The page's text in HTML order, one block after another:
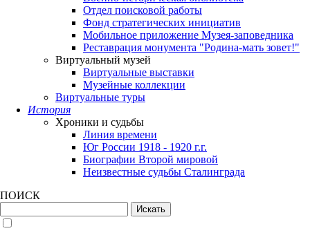
Отдел поисковой работы
Фонд стратегических инициатив
Мобильное приложение Музея-заповедника
Реставрация монумента "Родина-мать зовет!"
Виртуальный музей
Виртуальные выставки
Музейные коллекции
Виртуальные туры
История
Хроники и судьбы
Линия времени
Юг России 1918 - 1920 г.г.
Биографии Второй мировой
Неизвестные судьбы Сталинграда
ПОИСК